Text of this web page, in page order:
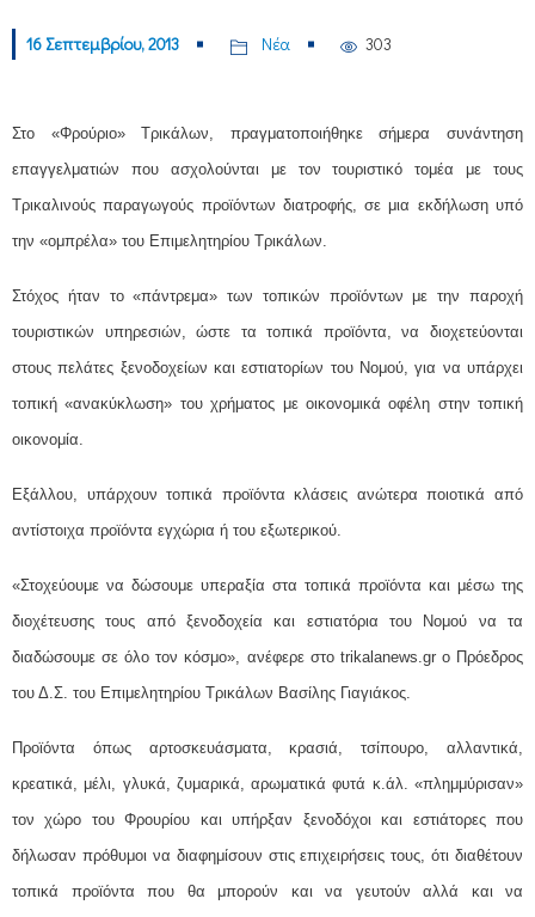
16 Σεπτεμβρίου, 2013 Νέα 303
Στο «Φρούριο» Τρικάλων, πραγματοποιήθηκε σήμερα συνάντηση
επαγγελματιών που ασχολούνται με τον τουριστικό τομέα με τους
Τρικαλινούς παραγωγούς προϊόντων διατροφής, σε μια εκδήλωση υπό
την «ομπρέλα» του Επιμελητηρίου Τρικάλων.
Στόχος ήταν το «πάντρεμα» των τοπικών προϊόντων με την παροχή
τουριστικών υπηρεσιών, ώστε τα τοπικά προϊόντα, να διοχετεύονται
στους πελάτες ξενοδοχείων και εστιατορίων του Νομού, για να υπάρχει
τοπική «ανακύκλωση» του χρήματος με οικονομικά οφέλη στην τοπική
οικονομία.
Εξάλλου, υπάρχουν τοπικά προϊόντα κλάσεις ανώτερα ποιοτικά από
αντίστοιχα προϊόντα εγχώρια ή του εξωτερικού.
«Στοχεύουμε να δώσουμε υπεραξία στα τοπικά προϊόντα και μέσω της
διοχέτευσης τους από ξενοδοχεία και εστιατόρια του Νομού να τα
διαδώσουμε σε όλο τον κόσμο», ανέφερε στο trikalanews.gr ο Πρόεδρος
του Δ.Σ. του Επιμελητηρίου Τρικάλων Βασίλης Γιαγιάκος.
Προϊόντα όπως αρτοσκευάσματα, κρασιά, τσίπουρο, αλλαντικά,
κρεατικά, μέλι, γλυκά, ζυμαρικά, αρωματικά φυτά κ.άλ. «πλημμύρισαν»
τον χώρο του Φρουρίου και υπήρξαν ξενοδόχοι και εστιάτορες που
δήλωσαν πρόθυμοι να διαφημίσουν στις επιχειρήσεις τους, ότι διαθέτουν
τοπικά προϊόντα που θα μπορούν και να γευτούν αλλά και να